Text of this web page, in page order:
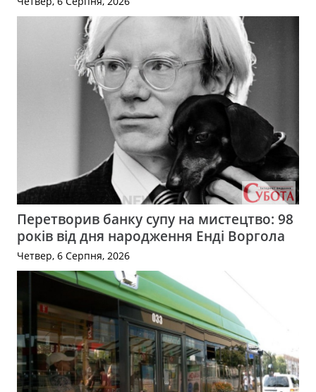
Перетворив банку супу на мистецтво: 98
років від дня народження Енді Воргола
Четвер, 6 Серпня, 2026